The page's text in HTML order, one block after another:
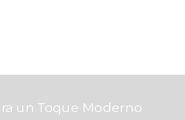
un Toque Moderno